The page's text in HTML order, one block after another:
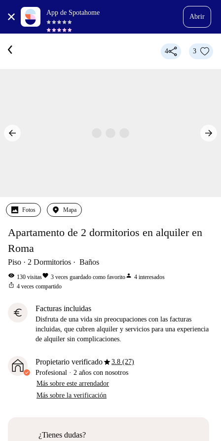
App de Spotahome
Abrir
4 3
Fotos Mapa
Apartamento de 2 dormitorios en alquiler en
Roma
Piso 2 Dormitorios Baños
visibility 130 visitasfavorite 3 veces guardado como favoritoperson 4 interesados
ios_share 4 veces compartido
euro Facturas incluidas
Disfruta de una vida sin preocupaciones con las facturas
incluidas, que cubren alquiler y servicios para una experiencia
de alquiler sin complicaciones.
Propietario verificadostar3.8 (27)
Profesional · 2 años con nosotros
Más sobre este arrendador
Más sobre la verificación
¿Tienes dudas?